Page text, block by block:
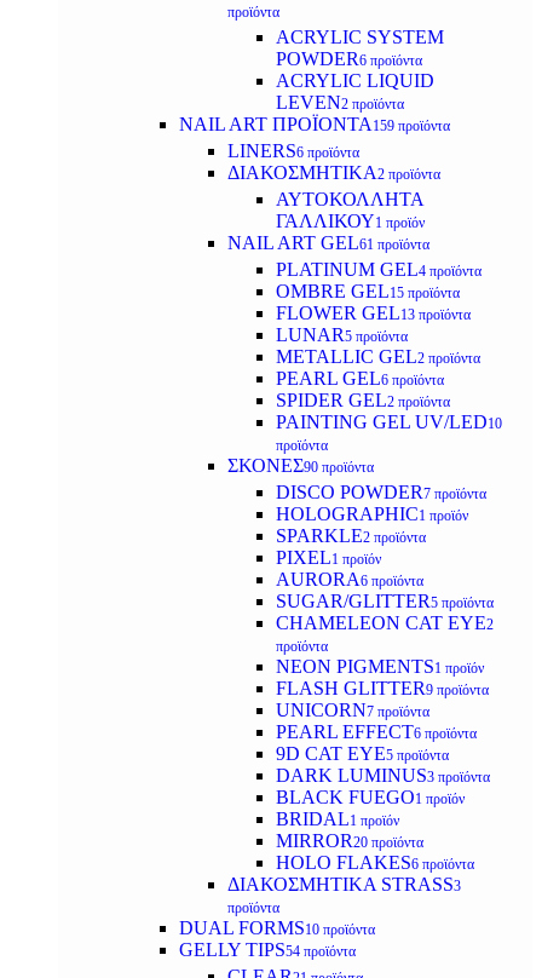
προϊόντα
ACRYLIC SYSTEM
POWDER6 προϊόντα
ACRYLIC LIQUID
LEVEN2 προϊόντα
NAIL ART ΠΡΟΪΟΝΤΑ 159 προϊόντα
LINERS6 προϊόντα
ΔΙΑΚΟΣΜΗΤΙΚΑ2 προϊόντα
ΑΥΤΟΚΟΛΛΗΤΑ
ΓΑΛΛΙΚΟΥ1 προϊόν
NAIL ART GEL61 προϊόντα
PLATINUM GEL4 προϊόντα
OMBRE GEL15 προϊόντα
FLOWER GEL13 προϊόντα
LUNAR5 προϊόντα
METALLIC GEL2 προϊόντα
PEARL GEL6 προϊόντα
SPIDER GEL2 προϊόντα
PAINTING GEL UV/LED10
προϊόντα
ΣΚΟΝΕΣ90 προϊόντα
DISCO POWDER7 προϊόντα
HOLOGRAPHIC1 προϊόν
SPARKLE2 προϊόντα
PIXEL1 προϊόν
AURORA6 προϊόντα
SUGAR/GLITTER5 προϊόντα
CHAMELEON CAT EYE2
προϊόντα
NEON PIGMENTS1 προϊόν
FLASH GLITTER9 προϊόντα
UNICORN7 προϊόντα
PEARL EFFECT6 προϊόντα
9D CAT EYE5 προϊόντα
DARK LUMINUS3 προϊόντα
BLACK FUEGO1 προϊόν
BRIDAL1 προϊόν
MIRROR20 προϊόντα
HOLO FLAKES6 προϊόντα
ΔΙΑΚΟΣΜΗΤΙΚΑ STRASS3
προϊόντα
DUAL FORMS10 προϊόντα
GELLY TIPS54 προϊόντα